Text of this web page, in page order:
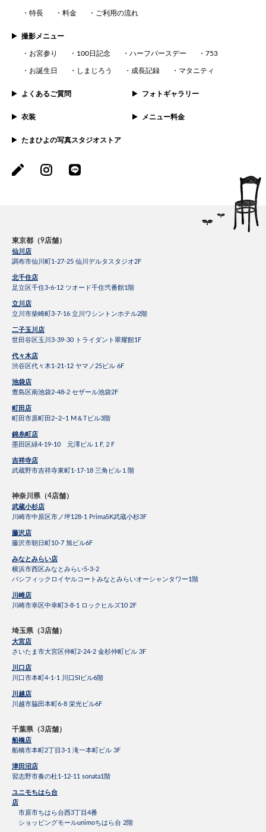
特長 料金 ご利用の流れ
撮影メニュー
お宮参り 100日記念 ハーフバースデー 753
お誕生日 しまじろう 成長記録 マタニティ
よくあるご質問 フォトギャラリー
衣装 メニュー料金
たまひよの写真スタジオストア
東京都（9店舗）
仙川店
調布市仙川町1-27-25 仙川デルタスタジオ2F
北千住店
足立区千住3-6-12 ツオード千住弐番館1階
立川店
立川市柴崎町3-7-16 立川ワシントンホテル2階
二子玉川店
世田谷区玉川3-39-30 トライダント翠耀館1F
代々木店
渋谷区代々木1-21-12 ヤマノ25ビル 6F
池袋店
豊島区南池袋2-48-2 セザール池袋2F
町田店
町田市原町田2−2−1 M＆Tビル3階
錦糸町店
墨田区緑4-19-10 元澤ビル１F,２F
吉祥寺店
武蔵野市吉祥寺東町1-17-18 三角ビル１階
神奈川県（4店舗）
武蔵小杉店
川崎市中原区市ノ坪128-1 PrimaSK武蔵小杉3F
藤沢店
藤沢市朝日町10-7 旭ビル6F
みなとみらい店
横浜市西区みなとみらい5-3-2
パシフィックロイヤルコートみなとみらいオーシャンタワー1階
川崎店
川崎市幸区中幸町3-8-1 ロックヒルズ10 2F
埼玉県（3店舗）
大宮店
さいたま市大宮区仲町2-24-2 金杉仲町ビル 3F
川口店
川口市本町4-1-1 川口SIビル6階
川越店
川越市脇田本町6-8 栄光ビル6F
千葉県（3店舗）
船橋店
船橋市本町2丁目3-1 滝一本町ビル 3F
津田沼店
習志野市奏の杜1-12-11 sonata1階
ユニモちはら台
店
市原市ちはら台西3丁目4番
ショッピングモールunimoちはら台 2階